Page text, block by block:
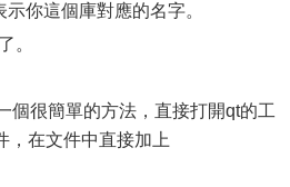
你這個庫對應的名字。
。
個很簡單的方法，直接打開qt的工
，在文件中直接加上